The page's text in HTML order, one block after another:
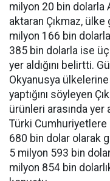
milyon 20 bin dolarla
aktaran Çıkmaz, ülke
milyon 166 bin
385 bin dolarla ise
yer aldığını belirtti.
Okyanusya
yaptığını söyleyen
ürünleri arasında
Türki
680 bin dolar olarak
5 milyon 593 bin
milyon 854 bin